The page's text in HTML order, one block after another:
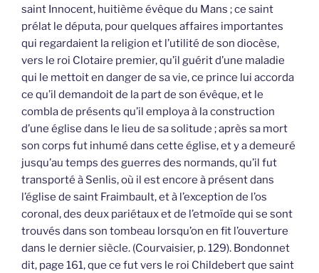
saint Innocent, huitième évêque du Mans ; ce saint
prélat le députa, pour quelques affaires importantes
qui regardaient la religion et l’utilité de son diocèse,
vers le roi Clotaire premier, qu’il guérit d’une maladie
qui le mettoit en danger de sa vie, ce prince lui accorda
ce qu’il demandoit de la part de son évêque, et le
combla de présents qu’il employa à la construction
d’une église dans le lieu de sa solitude ; après sa mort
son corps fut inhumé dans cette église, et y a demeuré
jusqu’au temps des guerres des normands, qu’il fut
transporté à Senlis, où il est encore à présent dans
l’église de saint Fraimbault, et à l’exception de l’os
coronal, des deux pariétaux et de l’etmoïde qui se sont
trouvés dans son tombeau lorsqu’on en fit l’ouverture
dans le dernier siècle. (Courvaisier, p. 129). Bondonnet
dit, page 161, que ce fut vers le roi Childebert que saint